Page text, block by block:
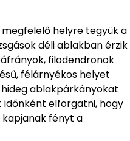
helyre tegyük a
déli ablakban érzik
filodendronok
félárnyékos helyet
hideg ablakpárkányokat
elforgatni, hogy
fényt a